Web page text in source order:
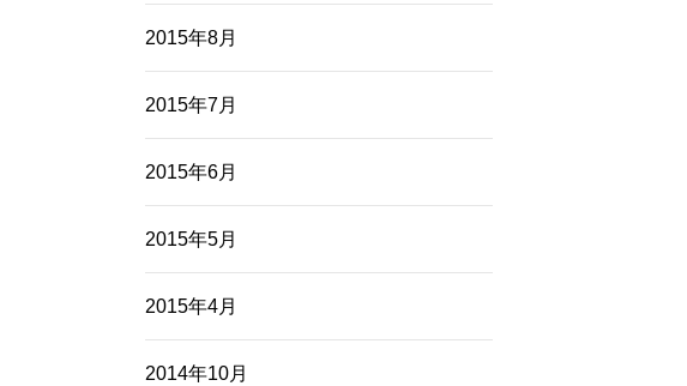
2015年8月
2015年7月
2015年6月
2015年5月
2015年4月
2014年10月